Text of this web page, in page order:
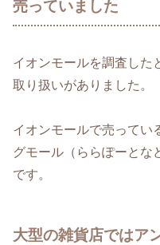
売っていました
イオンモールを調査した
取り扱いがありました。
イオンモールで売ってい
グモール（ららぽーとな
です。
大型の雑貨店ではア